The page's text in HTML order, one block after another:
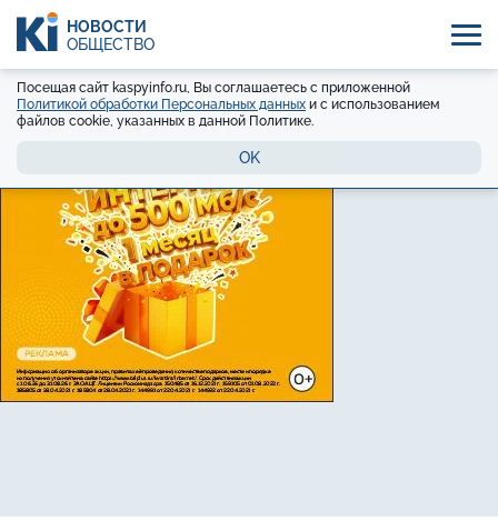
НОВОСТИ
ОБЩЕСТВО
Посещая сайт kaspyinfo.ru, Вы соглашаетесь с приложенной
Политикой обработки Персональных данных и с использованием
файлов cookie, указанных в данной Политике.
OK